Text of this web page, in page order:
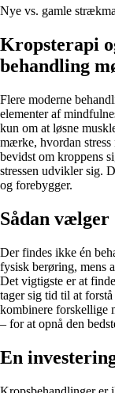
Nye vs. gamle
Kropsterapi
behandling
Flere moderne
elementer af
kun om at løsne
mærke, hvordan
bevidst om kroppens
stressen udvikler sig.
og forebygger.
Sådan vælger
Der findes ikke én
fysisk berøring, mens
Det vigtigste er at
tager sig tid til at
kombinere forskellige
– for at opnå den
En